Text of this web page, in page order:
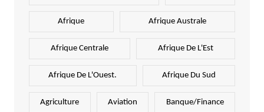
Afrique Afrique Australe
Afrique Centrale Afrique De L'Est
Afrique De L'Ouest. Afrique Du Sud
Agriculture Aviation Banque/Finance